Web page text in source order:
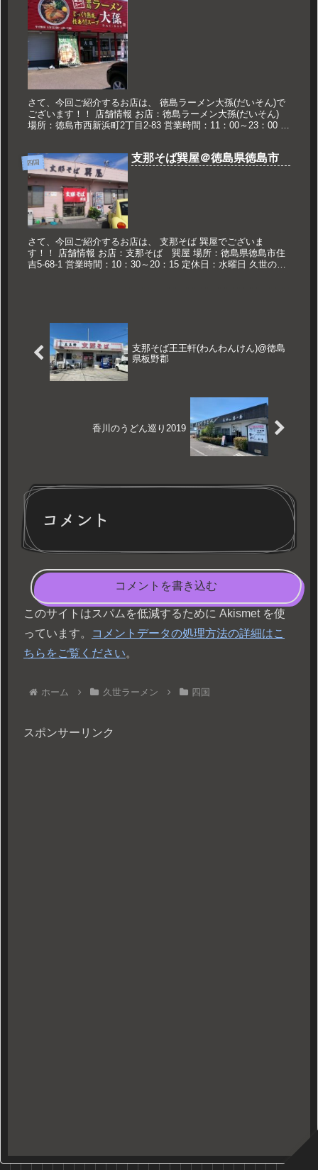
さて、今回ご紹介するお店は、 徳島ラーメン大孫(だいそん)で
ございます！！ 店舗情報 お店：徳島ラーメン大孫(だいそん)
場所：徳島市西新浜町2丁目2-83 営業時間：11：00～23：00 定
四国 支那そば巽屋＠徳島県徳島市
さて、今回ご紹介するお店は、 支那そば 巽屋でございま
す！！ 店舗情報 お店：支那そば 巽屋 場所：徳島県徳島市住
吉5-68-1 営業時間：10：30～20：15 定休日：水曜日 久世のお
支那そば王王軒(わんわんけん)@徳島
県板野郡
香川のうどん巡り2019
コメント
コメントを書き込む
このサイトはスパムを低減するために Akismet を使
っています。
コメントデータの処理方法の詳細はこ
ちらをご覧ください。
ホーム 久世ラーメン 四国
スポンサーリンク